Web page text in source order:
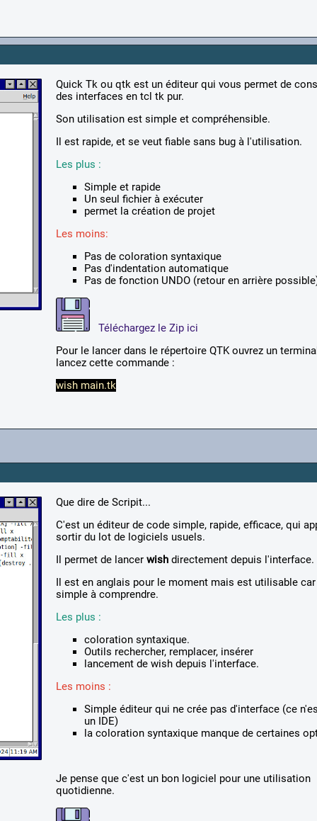
Quick Tk ou qtk est un éditeur qui vous permet de
des interfaces en tcl tk pur.
Son utilisation est simple et compréhensible.
Il est rapide, et se veut fiable sans bug à l'utilisation.
Les plus :
Simple et rapide
Un seul fichier à exécuter
permet la création de projet
Les moins:
Pas de coloration syntaxique
Pas d'indentation automatique
Pas de fonction UNDO (retour en arrière
Téléchargez le Zip ici
Pour le lancer dans le répertoire QTK ouvrez un
lancez cette commande :
wish main.tk
Que dire de Scripit...
C'est un éditeur de code simple, rapide, efficace, qui
sortir du lot de logiciels usuels.
Il permet de lancerwish directement depuis l'interface.
Il est en anglais pour le moment mais est utilisable
simple à comprendre.
Les plus :
coloration syntaxique.
Outils rechercher, remplacer, insérer
lancement de wish depuis l'interface.
Les moins :
Simple éditeur qui ne crée pas d'interface (ce
un IDE)
la coloration syntaxique manque de certaines
Je pense que c'est un bon logiciel pour une utilisation
quotidienne.